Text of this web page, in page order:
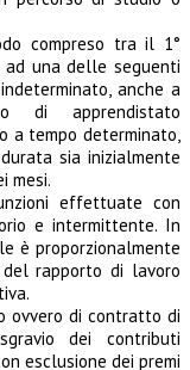
compreso tra il 1°
ad una delle seguenti
anche a
di apprendistato
a tempo determinato,
sia inizialmente
mesi.
effettuate con
e intermittente. In
è proporzionalmente
rapporto di lavoro
ovvero di contratto di
dei contributi
esclusione dei premi